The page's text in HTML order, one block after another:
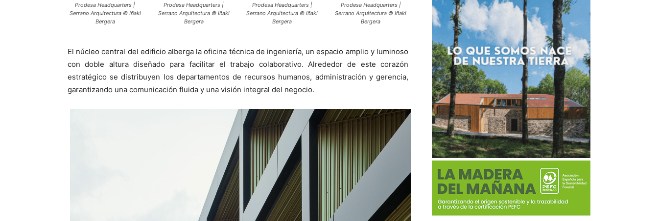
Prodesa Headquarters |
Serrano Arquitectura © Iñaki
Bergera
Prodesa Headquarters |
Serrano Arquitectura © Iñaki
Bergera
Prodesa Headquarters |
Serrano Arquitectura © Iñaki
Bergera
Prodesa Headquarters |
Serrano Arquitectura © Iñaki
Bergera
El núcleo central del edificio alberga la oficina técnica de ingeniería, un espacio amplio y luminoso
con doble altura diseñado para facilitar el trabajo colaborativo. Alrededor de este corazón
estratégico se distribuyen los departamentos de recursos humanos, administración y gerencia,
garantizando una comunicación fluida y una visión integral del negocio.